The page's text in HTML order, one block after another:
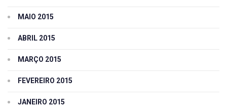
MAIO 2015
ABRIL 2015
MARÇO 2015
FEVEREIRO 2015
JANEIRO 2015